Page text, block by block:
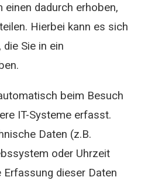
einen dadurch erhoben,
Hierbei kann es sich
die Sie in ein
beim Besuch
IT-Systeme erfasst.
Daten (z.B.
oder Uhrzeit
dieser Daten